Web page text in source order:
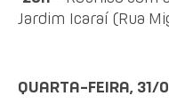
Jardim Icaraí (Rua
QUARTA-FEIRA, 31/